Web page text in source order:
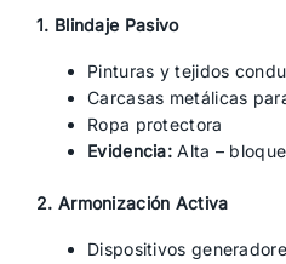
1. Blindaje Pasivo
Pinturas y tejidos
Carcasas metálicas
Ropa protectora
Evidencia: Alta –
2. Armonización Activa
Dispositivos